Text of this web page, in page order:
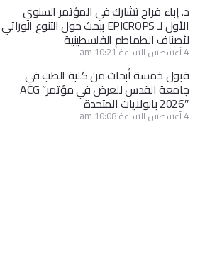
د. إباء فراح تشارك في المؤتمر السنوي
الأول لـ EPICROPS ببحث حول التنوع الوراثي
لأصناف الطماطم الفلسطينية
4 أغسطس الساعة 10:21 am
قبول خمسة أبحاث من كلية الطب في
جامعة القدس للعرض في مؤتمر” ACG
2026″ بالولايات المتحدة
4 أغسطس الساعة 10:08 am